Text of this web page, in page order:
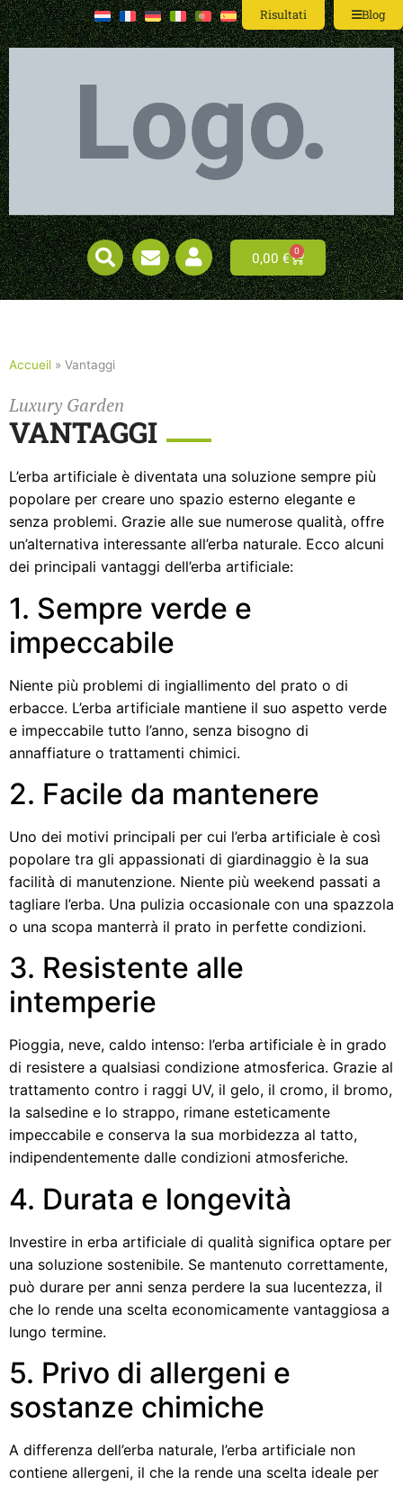
Risultati Blog
0,00 € 0
Accueil » Vantaggi
Luxury Garden
VANTAGGI
L’erba artificiale è diventata una soluzione sempre più
popolare per creare uno spazio esterno elegante e
senza problemi. Grazie alle sue numerose qualità, offre
un’alternativa interessante all’erba naturale. Ecco alcuni
dei principali vantaggi dell’erba artificiale:
1. Sempre verde e
impeccabile
Niente più problemi di ingiallimento del prato o di
erbacce. L’erba artificiale mantiene il suo aspetto verde
e impeccabile tutto l’anno, senza bisogno di
annaffiature o trattamenti chimici.
2. Facile da mantenere
Uno dei motivi principali per cui l’erba artificiale è così
popolare tra gli appassionati di giardinaggio è la sua
facilità di manutenzione. Niente più weekend passati a
tagliare l’erba. Una pulizia occasionale con una spazzola
o una scopa manterrà il prato in perfette condizioni.
3. Resistente alle
intemperie
Pioggia, neve, caldo intenso: l’erba artificiale è in grado
di resistere a qualsiasi condizione atmosferica. Grazie al
trattamento contro i raggi UV, il gelo, il cromo, il bromo,
la salsedine e lo strappo, rimane esteticamente
impeccabile e conserva la sua morbidezza al tatto,
indipendentemente dalle condizioni atmosferiche.
4. Durata e longevità
Investire in erba artificiale di qualità significa optare per
una soluzione sostenibile. Se mantenuto correttamente,
può durare per anni senza perdere la sua lucentezza, il
che lo rende una scelta economicamente vantaggiosa a
lungo termine.
5. Privo di allergeni e
sostanze chimiche
A differenza dell’erba naturale, l’erba artificiale non
contiene allergeni, il che la rende una scelta ideale per